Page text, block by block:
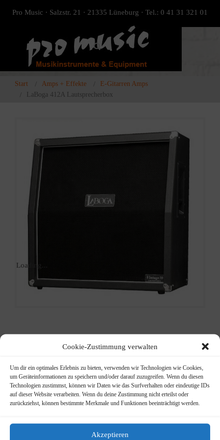
Cookie-Zustimmung verwalten
Um dir ein optimales Erlebnis zu bieten, verwenden wir Technologien wie Cookies,
um Geräteinformationen zu speichern und/oder darauf zuzugreifen. Wenn du diesen
Technologien zustimmst, können wir Daten wie das Surfverhalten oder eindeutige IDs
auf dieser Website verarbeiten. Wenn du deine Zustimmung nicht erteilst oder
zurückziehst, können bestimmte Merkmale und Funktionen beeinträchtigt werden.
Akzeptieren
Pro Music · Salzstr. 21 · 21335 Lüneburg · Tel.: 0 41 31 321 01
Start Amps + Effekte
E-Gitarren Amps
LaBoga 412A Lautsprecherbox
Loading...
LaBoga
412A
Lautsprecherbox
Ursprünglicher
499,00€Aktueller
ist: